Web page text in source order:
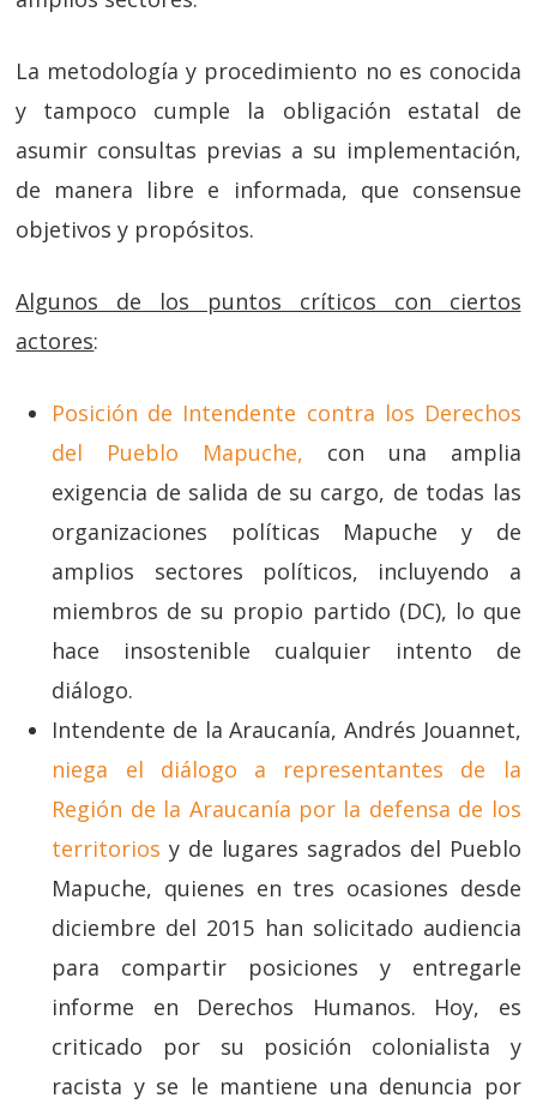
La metodología y procedimiento no es conocida
y tampoco cumple la obligación estatal de
asumir consultas previas a su implementación,
de manera libre e informada, que consensue
objetivos y propósitos.
Algunos de los puntos críticos con ciertos
actores:
Posición de Intendente contra los Derechos
del Pueblo Mapuche, con una amplia
exigencia de salida de su cargo, de todas las
organizaciones políticas Mapuche y de
amplios sectores políticos, incluyendo a
miembros de su propio partido (DC), lo que
hace insostenible cualquier intento de
diálogo.
Intendente de la Araucanía, Andrés Jouannet,
niega el diálogo a representantes de la
Región de la Araucanía por la defensa de los
territorios y de lugares sagrados del Pueblo
Mapuche, quienes en tres ocasiones desde
diciembre del 2015 han solicitado audiencia
para compartir posiciones y entregarle
informe en Derechos Humanos. Hoy, es
criticado por su posición colonialista y
racista y se le mantiene una denuncia por